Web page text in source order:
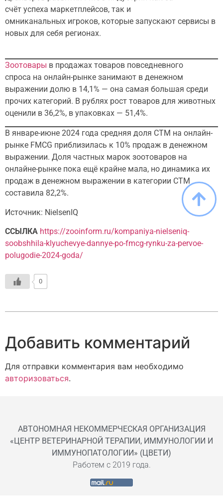
счёт успеха маркетплейсов, так и
омниканальных игроков, которые запускают сервисы в
новых для себя регионах.
Зоотовары в продажах товаров повседневного
спроса на онлайн-рынке занимают в денежном
выражении долю в 14,1% — она самая большая среди
прочих категорий. В рублях рост товаров для животных
оценили в 36,2%, в упаковках — 51,4%.
В январе-июне 2024 года средняя доля СТМ на онлайн-
рынке FMCG приблизилась к 10% продаж в денежном
выражении. Доля частных марок зоотоваров на
онлайне-рынке пока ещё крайне мала, но динамика их
продаж в денежном выражении в категории СТМ
составила 82,2%.
Источник: NielsenIQ
ССЫЛКА https://zooinform.ru/kompaniya-nielseniq-
soobshhila-klyuchevye-dannye-po-fmcg-rynku-za-pervoe-
polugodie-2024-goda/
0
Добавить комментарий
Для отправки комментария вам необходимо
авторизоваться.
АВТОНОМНАЯ НЕКОММЕРЧЕСКАЯ ОРГАНИЗАЦИЯ
«ЦЕНТР ВЕТЕРИНАРНОЙ ТЕРАПИИ, ИММУНОЛОГИИ И
ИММУНОПАТОЛОГИИ» (ЦВЕТИ)
Работем с 2019 года.